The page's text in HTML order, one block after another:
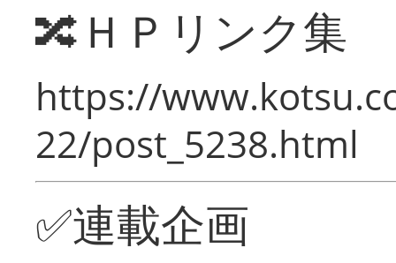
🔀ＨＰリンク集
https://
22/post_5238.html
✅連載企画